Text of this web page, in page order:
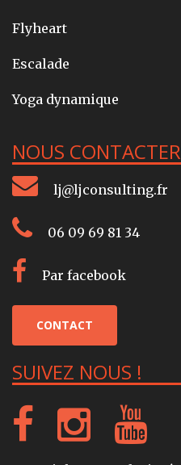
Flyheart
Escalade
Yoga dynamique
NOUS CONTACTER
lj@ljconsulting.fr
06 09 69 81 34
Par facebook
CONTACT
SUIVEZ NOUS !